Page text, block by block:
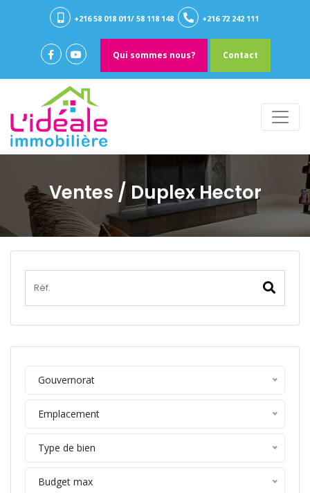
+216 58 018 011/ 58 118 148 +216 72 242 111
Qui sommes nous? Contact
Ventes / Duplex Hector
Gouvernorat
Emplacement
Type de bien
Budget max